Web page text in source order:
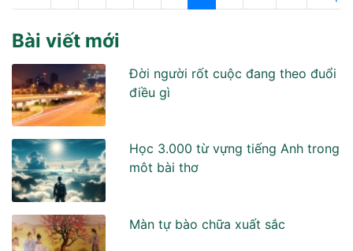
Bài viết mới
Đời người rốt cuộc đang theo đuổi
điều gì
Học 3.000 từ vựng tiếng Anh trong
môt bài thơ
Màn tự bào chữa xuất sắc